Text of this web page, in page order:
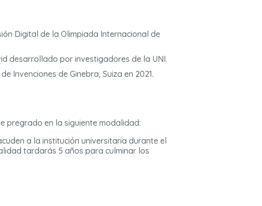
Digital de la Olimpiada Internacional de
desarrollado por investigadores de la UNI.
Invenciones de Ginebra, Suiza en 2021.
pregrado en la siguiente modalidad:
a la institución universitaria durante el
tardarás 5 años para culminar los